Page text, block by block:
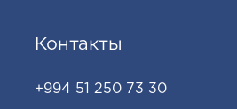
Контакты
+994 51 250 73 30